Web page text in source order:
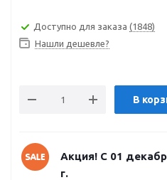
Доступно для заказа (1848)
Нашли дешевле?
В
Акция! С 01
г.